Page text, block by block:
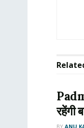
रहेंगी
BY ANU